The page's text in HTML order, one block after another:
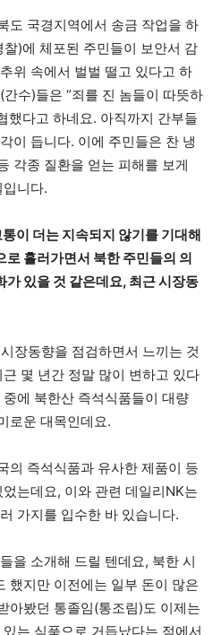
도 국경지역에서 송금 작업을 하
)에 체포된 주민들이 보안서 감
위 속에서 벌벌 떨고 있다고 하
수)들은 “죄를 진 놈들이 따뜻하
했다고 하네요. 아직까지 간부들
이 듭니다. 이에 주민들은 찬 냉
각종 질환을 얻는 피해를 보게
니다.
이 더는 지속되지 않기를 기대해
로 흘러가면서 북한 주민들의 의
가 있을 것 같은데요, 최근 시장동
장동향을 점검하면서 느끼는 것
몇 년간 정말 많이 변하고 있다
에 북한산 즉석식품들이 대량
로운 대목인데요.
의 즉석식품과 유사한 제품이 등
는데요, 이와 관련 데일리NK는
가지를 입수한 바 있습니다.
을 소개해 드릴 텐데요, 북한 시
했지만 이전에는 일부 돈이 많은
아봤던 통졸임(통조림)도 이제는
는 식품으로 거듭났다는 점에서